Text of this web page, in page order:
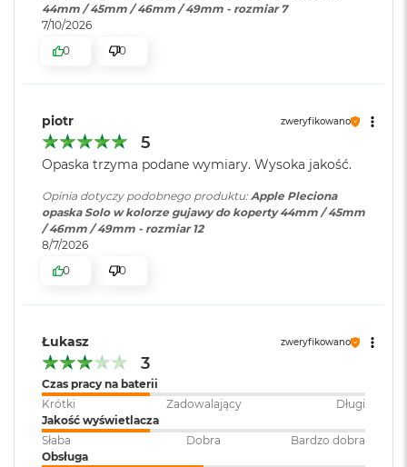
n
y
o
o
k
A
i
r
G
w
i
d
a
z
a
r
o
ś
ć
44mm / 45mm / 46mm / 49mm - rozmiar 7
7/10/2026
0
0
piotr zweryfikowano
5
Opaska trzyma podane wymiary. Wysoka jakość.
Opinia dotyczy podobnego produktu:Apple Pleciona
opaska Solo w kolorze gujawy do koperty 44mm / 45mm
/ 46mm / 49mm - rozmiar 12
8/7/2026
0
0
Łukasz zweryfikowano
3
Czas pracy na baterii
Krótki
Zadowalający
Długi
Jakość wyświetlacza
Słaba
Dobra
Bardzo dobra
Obsługa